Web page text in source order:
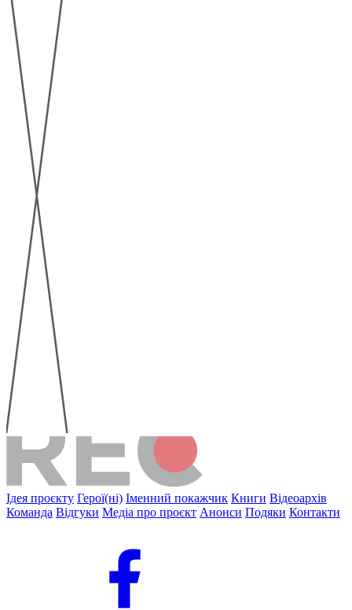
Ідея проєкту Герої(ні) Іменний покажчик Книги Відеоархів
Команда Відгуки Медіа про проєкт Анонси Подяки Контакти